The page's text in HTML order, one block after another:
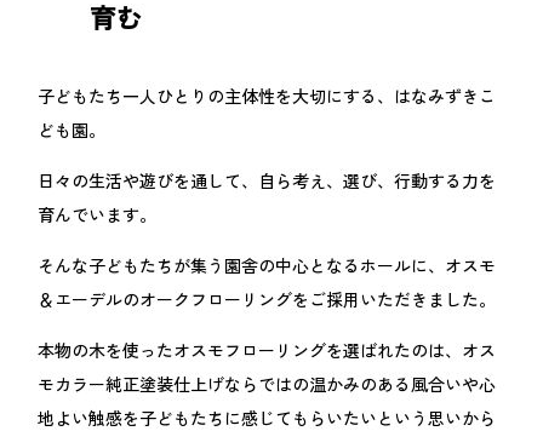
育む
子どもたち一人ひとりの主体性を大切にする、はなみずきこ
ども園。
日々の生活や遊びを通して、自ら考え、選び、行動する力を
育んでいます。
そんな子どもたちが集う園舎の中心となるホールに、オスモ
＆エーデルのオークフローリングをご採用いただきました。
本物の木を使ったオスモフローリングを選ばれたのは、オス
モカラー純正塗装仕上げならではの温かみのある風合いや心
地よい触感を子どもたちに感じてもらいたいという思いから